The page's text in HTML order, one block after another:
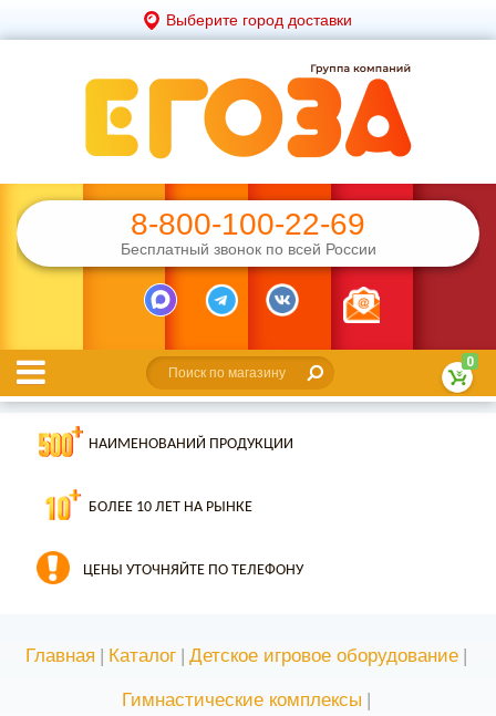
Выберите город доставки
8-800-100-22-69
Бесплатный звонок по всей России
0
НАИМЕНОВАНИЙ ПРОДУКЦИИ
БОЛЕЕ 10 ЛЕТ НА РЫНКЕ
ЦЕНЫ УТОЧНЯЙТЕ ПО ТЕЛЕФОНУ
Главная | Каталог | Детское игровое оборудование |
Гимнастические комплексы |